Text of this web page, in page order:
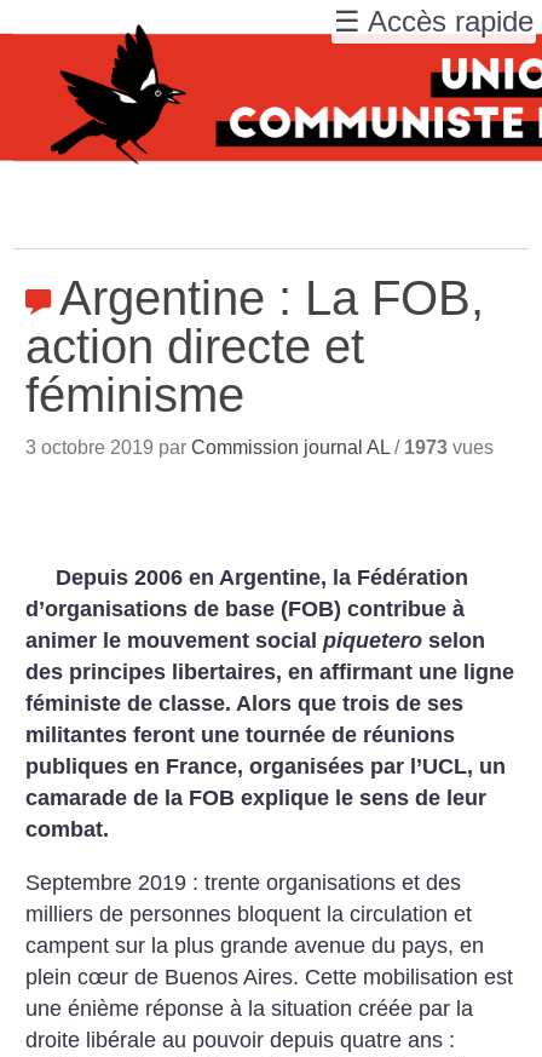
Argentine : La FOB,
action directe et
féminisme
3 octobre 2019 parCommission journal AL / 1973 vues
Depuis 2006 en Argentine, la Fédération
d’organisations de base (FOB) contribue à
animer le mouvement socialpiquetero selon
des principes libertaires, en affirmant une ligne
féministe de classe. Alors que trois de ses
militantes feront une tournée de réunions
publiques en France, organisées par l’UCL, un
camarade de la FOB explique le sens de leur
combat.
Septembre 2019 : trente organisations et des
milliers de personnes bloquent la circulation et
campent sur la plus grande avenue du pays, en
plein cœur de Buenos Aires. Cette mobilisation est
une énième réponse à la situation créée par la
droite libérale au pouvoir depuis quatre ans :
☰ Accès rapide